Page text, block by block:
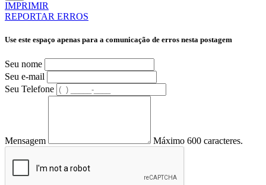
IMPRIMIR
REPORTAR ERROS
Use este espaço apenas para a comunicação de erros nesta postagem
Seu nome
Seu e-mail
Seu Telefone
Mensagem Máximo 600 caracteres.